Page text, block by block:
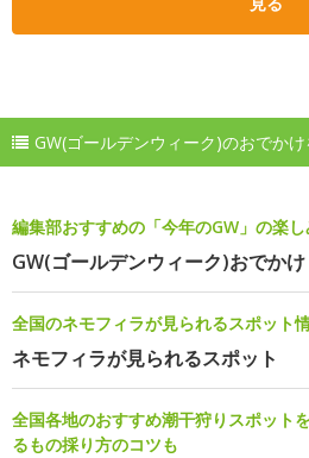
GW(ゴールデンウィーク)のおでか
編集部おすすめの「今年のGW」の楽
GW(ゴールデンウィーク)おでか
全国のネモフィラが見られるスポット
ネモフィラが見られるスポット
全国各地のおすすめ潮干狩りスポット
るもの採り方のコツも